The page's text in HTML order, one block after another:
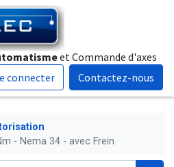
et Commande d'axes
connecter
Contactez-nous
- Nema 34 - avec Frein